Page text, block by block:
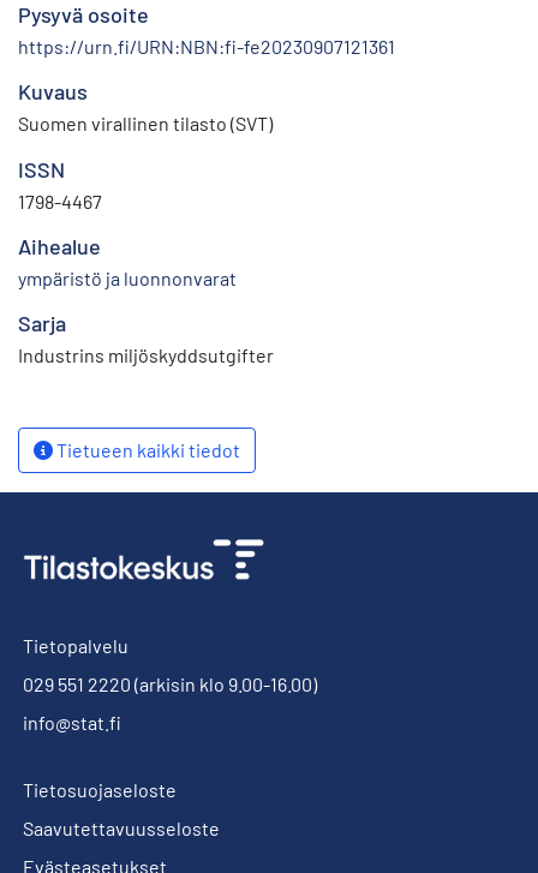
Pysyvä osoite
https://urn.fi/URN:NBN:fi-fe20230907121361
Kuvaus
Suomen virallinen tilasto (SVT)
ISSN
1798-4467
Aihealue
ympäristö ja luonnonvarat
Sarja
Industrins miljöskyddsutgifter
Tietueen kaikki tiedot
Tietopalvelu
029 551 2220 (arkisin klo 9.00-16.00)
info@stat.fi
Tietosuojaseloste
Saavutettavuusseloste
Evästeasetukset